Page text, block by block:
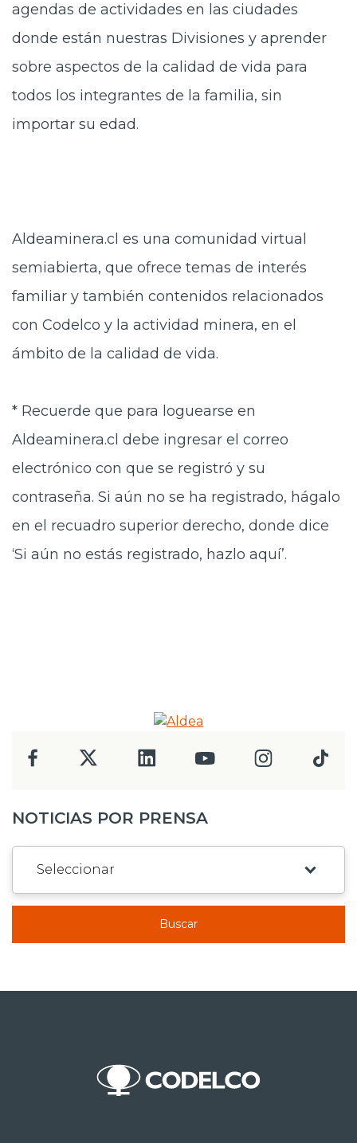
agendas de actividades en las ciudades
donde están nuestras Divisiones y aprender
sobre aspectos de la calidad de vida para
todos los integrantes de la familia, sin
importar su edad.
Aldeaminera.cl es una comunidad virtual
semiabierta, que ofrece temas de interés
familiar y también contenidos relacionados
con Codelco y la actividad minera, en el
ámbito de la calidad de vida.
* Recuerde que para loguearse en
Aldeaminera.cl debe ingresar el correo
electrónico con que se registró y su
contraseña. Si aún no se ha registrado, hágalo
en el recuadro superior derecho, donde dice
‘Si aún no estás registrado, hazlo aquí’.
NOTICIAS POR PRENSA
Buscar